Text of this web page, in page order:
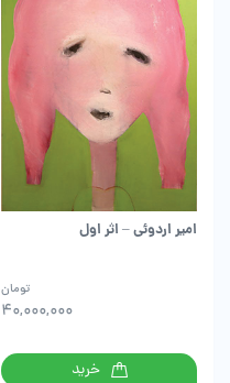
امیر اردوئی – اثر اول
40,000,000
تومان
خرید